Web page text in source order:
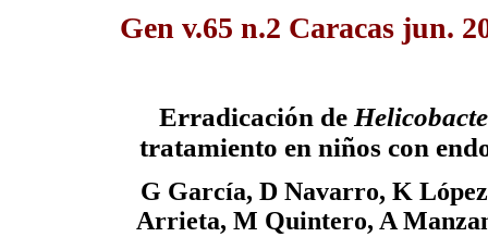
Gen v.65 n.2 Caracas jun.
Erradicación de
tratamiento en niños con
G García, D Navarro, K
Arrieta, M Quintero, A